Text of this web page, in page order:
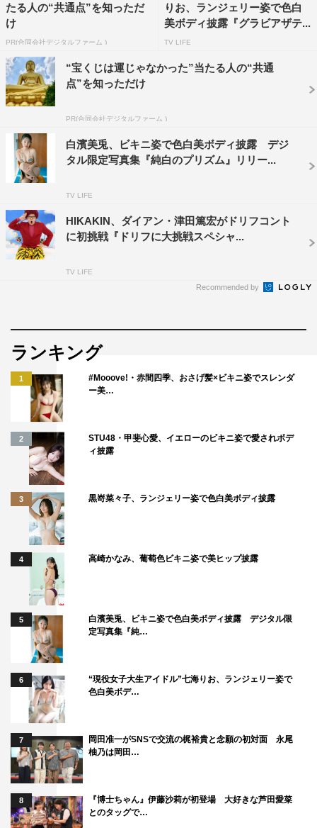
たる人の“共通点”を知っただ
け
PR(合同会社デジタルファーム )
りお、ランジェリー姿で色白
美ボディ披露『グラビアザテ...
TV LIFE
“宝くじは運じゃなかった”当たる人の“共通
点”を知っただけ
PR(合同会社デジタルファーム )
白濱美兎、ビキニ姿で色白美ボディ披露 デジ
タル限定写真集『純白のプリズム』リリー...
TV LIFE
HIKAKIN、ダイアン・津田篤宏がドリフコント
に初挑戦『ドリフに大挑戦スペシャ...
TV LIFE
Recommended by
ランキング
1
#Mooove!・赤間四季、おさげ髪×ビキニ姿でスレンダ
ー美…
2
STU48・甲斐心愛、イエローのビキニ姿で愛されボデ
ィ披露
3 黒嵜菜々子、ランジェリー姿で色白美ボディ披露
4 高崎かなみ、葡萄色ビキニ姿で美ヒップ披露
5
白濱美兎、ビキニ姿で色白美ボディ披露 デジタル限
定写真集『純…
6
“現役女子大生アイドル”七海りお、ランジェリー姿で
色白美ボデ…
7
岡田准一がSNSで交流の梶裕貴と念願の初対面 永尾
柚乃は岡田…
8
『博士ちゃん』伊藤沙莉が初登場 大好きな芦田愛菜
とのタッグで…